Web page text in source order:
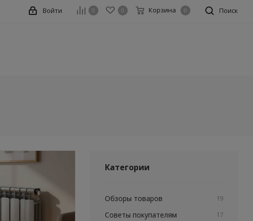
Поиск
0 0 Корзина 0
Войти
Категории
Обзоры товаров 19
Советы покупателям 17